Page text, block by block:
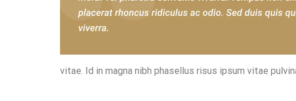
vitae. Id in magna nibh phasellus risus ipsum vitae